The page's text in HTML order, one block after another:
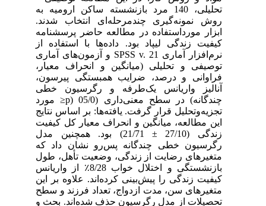
تحلیلی، 140 مرد بازنشسته ساکن ارومیه به
روش نمونه‌گیری چندمرحله‌ای انتخاب شدند.
ابزار مورداستفاده در مطالعه حاضر پرسشنامه
کیفیت زندگی لیپاد بود. داده‌ها با استفاده از
نرم‌افزار آماری SPSS v. 21 و آزمون‌های آماری
توصیفی و تحلیلی (میانگین و انحراف معیار،
فراوانی و درصد، ضرایب همبستگی پیرسون،
آنالیز واریانس یک‌طرفه و رگرسیون خطی
چندگانه) در سطح معنی‌داری (05/0 (p≤ مورد
تجزیه‌وتحلیل قرار گرفت. یافته‌ها: بر اساس نتایج
این مطالعه، میانگین و انحراف معیار کل کیفیت
زندگی (27/10 ± 21/71) بود. همچنین مدل
رگرسیون خطی چندگانه پس‌رو نشان داد که
متغیرهای رضایت از زندگی، وضعیت تأهل، طول
بازنشستگی و اختلال خواب 8/28٪ از واریانس
کیفیت زندگی را پیش‌بینی کرده‌اند. علاوه بر این
متغیرهای سن، مدت ازدواج، تعداد فرزند و سطح
تحصیلات از مدل رگرسیون حذف شده‌اند. بحث و